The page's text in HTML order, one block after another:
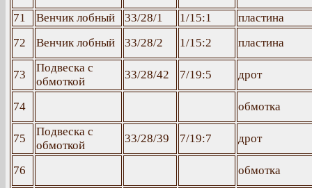
71
Венчик лобный 33/28/1 1/15:1
пластина
72
Венчик лобный 33/28/2 1/15:2 пластина
73
Подвеска с
обмоткой
33/28/42 7/19:5 дрот
74 обмотка
75
Подвеска с
обмоткой
33/28/39 7/19:7 дрот
76 обмотка